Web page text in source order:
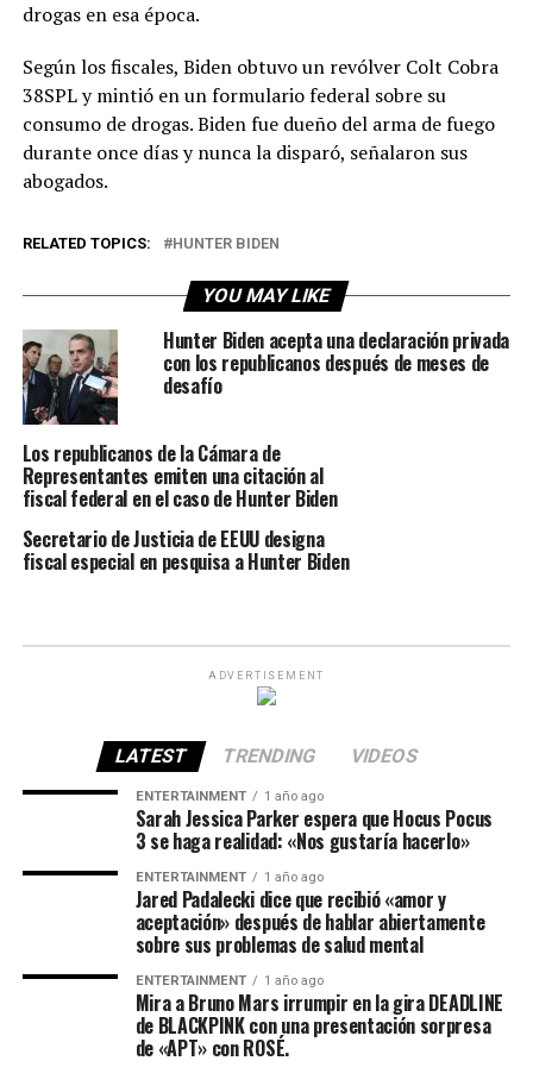
drogas en esa época.
Según los fiscales, Biden obtuvo un revólver Colt Cobra
38SPL y mintió en un formulario federal sobre su
consumo de drogas. Biden fue dueño del arma de fuego
durante once días y nunca la disparó, señalaron sus
abogados.
RELATED TOPICS: HUNTER BIDEN
YOU MAY LIKE
Hunter Biden acepta una declaración privada
con los republicanos después de meses de
desafío
Los republicanos de la Cámara de
Representantes emiten una citación al
fiscal federal en el caso de Hunter Biden
Secretario de Justicia de EEUU designa
fiscal especial en pesquisa a Hunter Biden
ADVERTISEMENT
LATEST TRENDING VIDEOS
ENTERTAINMENT 1 año ago
Sarah Jessica Parker espera que Hocus Pocus
3 se haga realidad: «Nos gustaría hacerlo»
ENTERTAINMENT 1 año ago
Jared Padalecki dice que recibió «amor y
aceptación» después de hablar abiertamente
sobre sus problemas de salud mental
ENTERTAINMENT 1 año ago
Mira a Bruno Mars irrumpir en la gira DEADLINE
de BLACKPINK con una presentación sorpresa
de «APT» con ROSÉ.